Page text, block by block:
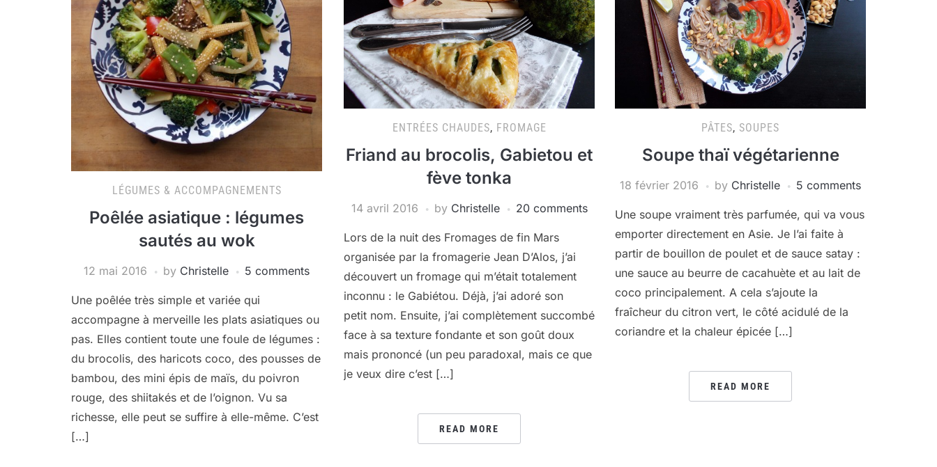
LÉGUMES & ACCOMPAGNEMENTS
Poêlée asiatique : légumes
sautés au wok
12 mai 2016 by Christelle 5 comments
Une poêlée très simple et variée qui
accompagne à merveille les plats asiatiques ou
pas. Elles contient toute une foule de légumes :
du brocolis, des haricots coco, des pousses de
bambou, des mini épis de maïs, du poivron
rouge, des shiitakés et de l’oignon. Vu sa
richesse, elle peut se suffire à elle-même. C’est
[…]
ENTRÉES CHAUDES, FROMAGE
Friand au brocolis, Gabietou et
fève tonka
14 avril 2016 by Christelle 20 comments
Lors de la nuit des Fromages de fin Mars
organisée par la fromagerie Jean D’Alos, j’ai
découvert un fromage qui m’était totalement
inconnu : le Gabiétou. Déjà, j’ai adoré son
petit nom. Ensuite, j’ai complètement succombé
face à sa texture fondante et son goût doux
mais prononcé (un peu paradoxal, mais ce que
je veux dire c’est […]
READ MORE
PÂTES, SOUPES
Soupe thaï végétarienne
18 février 2016 by Christelle 5 comments
Une soupe vraiment très parfumée, qui va vous
emporter directement en Asie. Je l’ai faite à
partir de bouillon de poulet et de sauce satay :
une sauce au beurre de cacahuète et au lait de
coco principalement. A cela s’ajoute la
fraîcheur du citron vert, le côté acidulé de la
coriandre et la chaleur épicée […]
READ MORE